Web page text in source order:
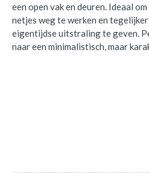
een open vak en deuren. Ideaal
netjes weg te werken en
eigentijdse uitstraling te geven.
naar een minimalistisch, maar